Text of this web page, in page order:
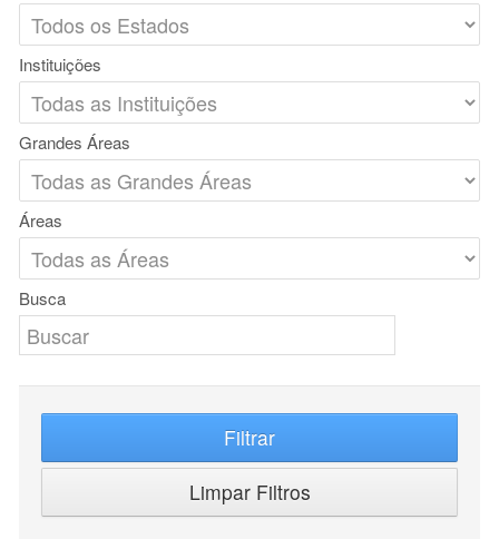
Instituições
Grandes Áreas
Áreas
Busca
Filtrar
Limpar Filtros